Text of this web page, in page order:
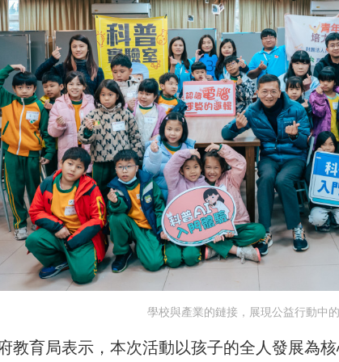
學校與產業的鏈接，展現公益行動中
教育局表示，本次活動以孩子的全人發展為